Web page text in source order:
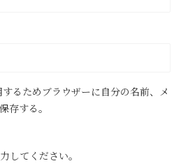
るためブラウザーに自分の名前、メ
存する。
してください。